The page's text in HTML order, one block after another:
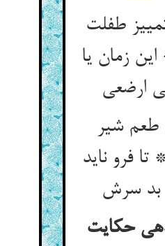
طفلت
زمان یا
ارضعی‏
طعم شیر
فرو ناید
بد سرش‏
حکایت